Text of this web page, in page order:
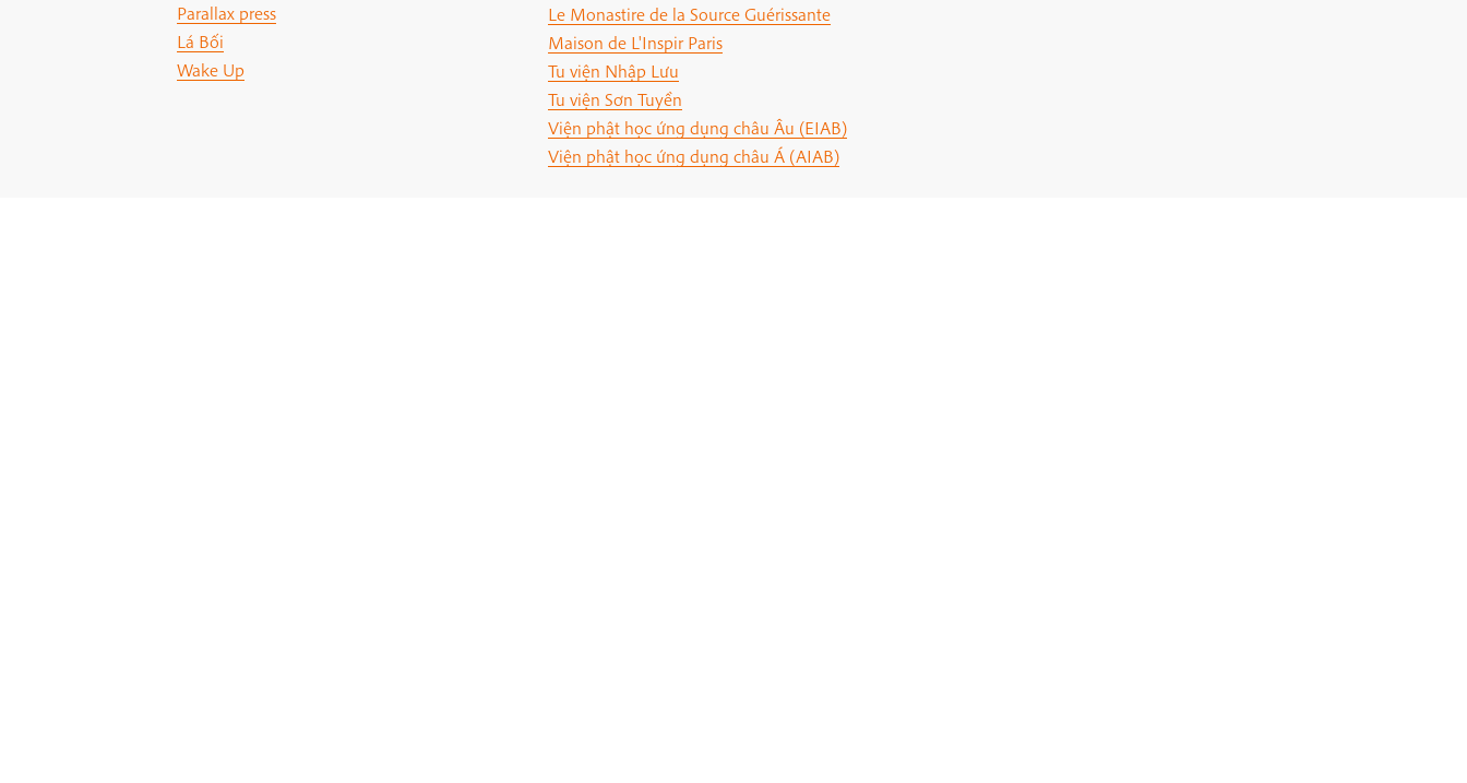
Parallax press
Lá Bối
Wake Up
Le Monastire de la Source Guérissante
Maison de L'Inspir Paris
Tu viện Nhập Lưu
Tu viện Sơn Tuyền
Viện phật học ứng dụng châu Âu (EIAB)
Viện phật học ứng dụng châu Á (AIAB)